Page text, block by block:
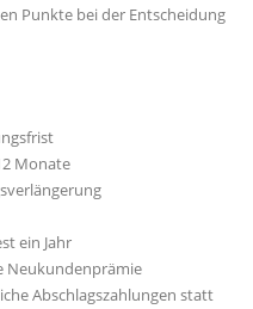
Punkte bei der Entscheidung
Monate
ein Jahr
Neukundenprämie
Abschlagszahlungen statt